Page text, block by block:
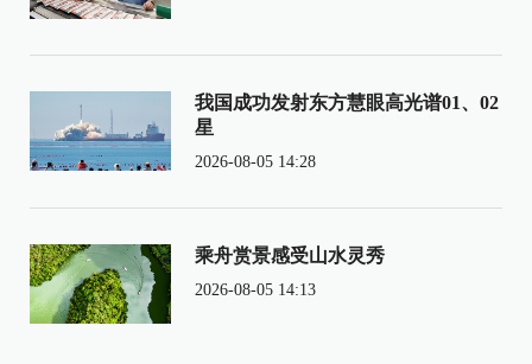
我国成功发射东方慧眼高光谱01、02
星
2026-08-05 14:28
乘舟赏景感受山水灵秀
2026-08-05 14:13